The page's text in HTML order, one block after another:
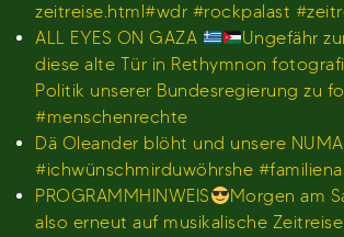
zeitreise.html#wdr #rockpalast
ALL EYES ON GAZA
Ungefähr
diese alte Tür in Rethymnon
Politik unserer Bundesregierung zu
#menschenrechte
Dä Oleander blöht und unsere NUMA
#ichwünschmirduwöhrshe
PROGRAMMHINWEIS
Morgen am
also erneut auf musikalische